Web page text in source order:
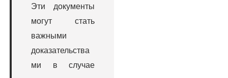
Эти документы
могут стать
важными
доказательства
ми в случае